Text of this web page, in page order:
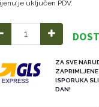
je uključen PDV.
ZA SVE
ISPORUKA
DAN!